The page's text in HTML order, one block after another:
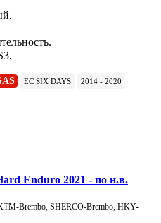
EC SIX DAYS 2014 - 2020
Enduro 2021 - по н.в.
Brembo, SHERCO-Brembo, HKY-